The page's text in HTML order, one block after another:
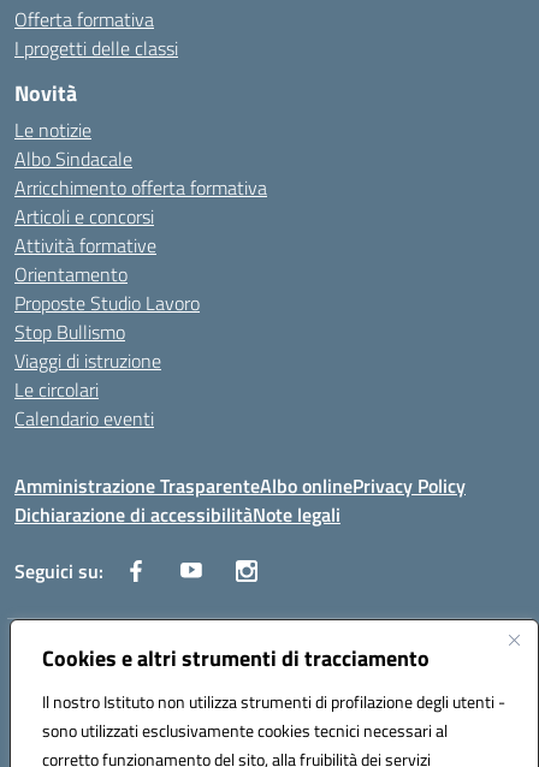
Cookies e altri strumenti di tracciamento
Il nostro Istituto non utilizza strumenti di profilazione degli utenti -
sono utilizzati esclusivamente cookies tecnici necessari al
corretto funzionamento del sito, alla fruibilità dei servizi
Offerta formativa
I progetti delle classi
Novità
Le notizie
Albo Sindacale
Arricchimento offerta formativa
Articoli e concorsi
Attività formative
Orientamento
Proposte Studio Lavoro
Stop Bullismo
Viaggi di istruzione
Le circolari
Calendario eventi
Amministrazione TrasparenteAlbo onlinePrivacy Policy
Dichiarazione di accessibilitàNote legali
Seguici su:
Indirizzo:Corso Fornari, 1 - 70056 Molfetta
Posta elettronica certificata (PEC):BARH04000D@pec.istruzione.it
Codice fiscale: 93249230728